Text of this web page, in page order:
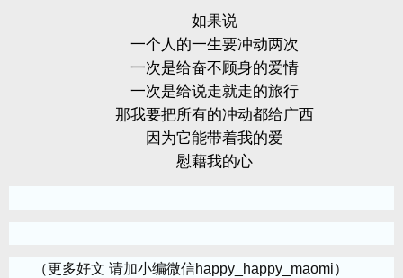
如果说
一个人的一生要冲动两次
一次是给奋不顾身的爱情
一次是给说走就走的旅行
那我要把所有的冲动都给广西
因为它能带着我的爱
慰藉我的心
（更多好文 请加小编微信happy_happy_maomi）